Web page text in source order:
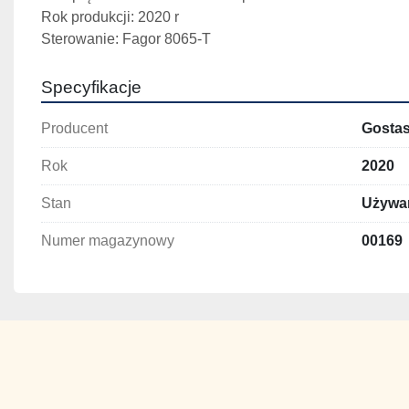
Rok produkcji: 2020 r
Sterowanie: Fagor 8065-T
Specyfikacje
Producent
Rok 2020
Stan
Numer magazynowy 00169